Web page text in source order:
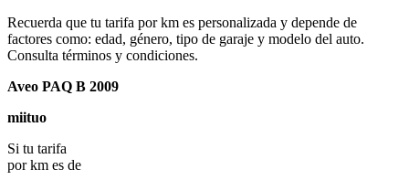
Recuerda que tu tarifa por km es personalizada y depende de
factores como: edad, género, tipo de garaje y modelo del auto.
Consulta términos y condiciones.
Aveo PAQ B 2009
miituo
Si tu tarifa
por km es de